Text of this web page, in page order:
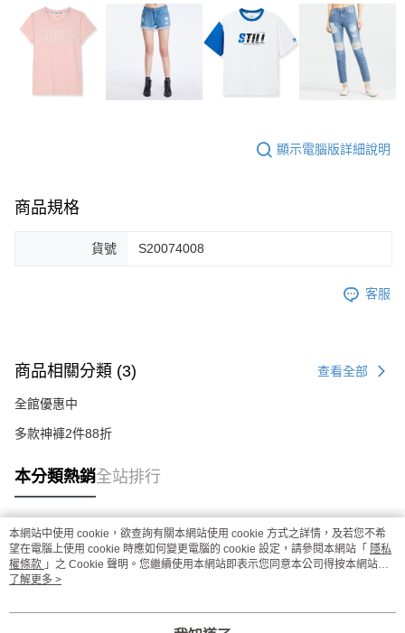
顯示電腦版詳細說明
商品規格
貨號 S20074008
客服
商品相關分類 (3) 查看全部
全館優惠中
多款神褲2件88折
本分類熱銷全站排行
熱門標籤
本網站中使用 cookie，欲查詢有關本網站使用 cookie 方式之詳情，及若您不希
望在電腦上使用 cookie 時應如何變更電腦的 cookie 設定，請參閱本網站「 隱私
權條款 」之 Cookie 聲明。您繼續使用本網站即表示您同意本公司得按本網站使
用條款之 Cookie 聲明使用 cookie。
了解更多 >